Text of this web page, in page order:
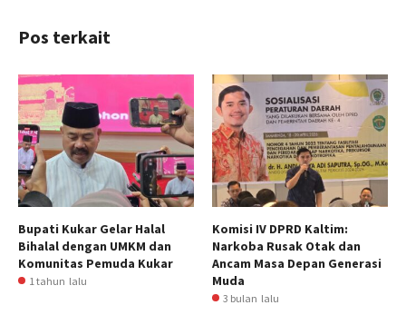
Pos terkait
Bupati Kukar Gelar Halal
Bihalal dengan UMKM dan
Komunitas Pemuda Kukar
1 tahun lalu
Komisi IV DPRD Kaltim:
Narkoba Rusak Otak dan
Ancam Masa Depan Generasi
Muda
3 bulan lalu